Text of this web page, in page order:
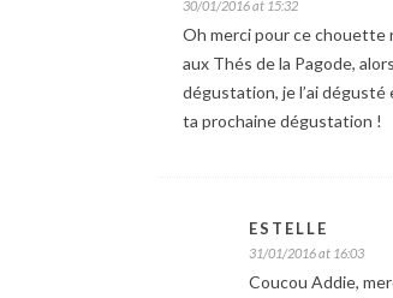
30/01/2016 at 15:32
Oh merci pour ce chouette
aux Thés de la Pagode,
dégustation, je l’ai
ta prochaine dégustation !
ESTELLE
31/01/2016 at 16:03
Coucou Addie,